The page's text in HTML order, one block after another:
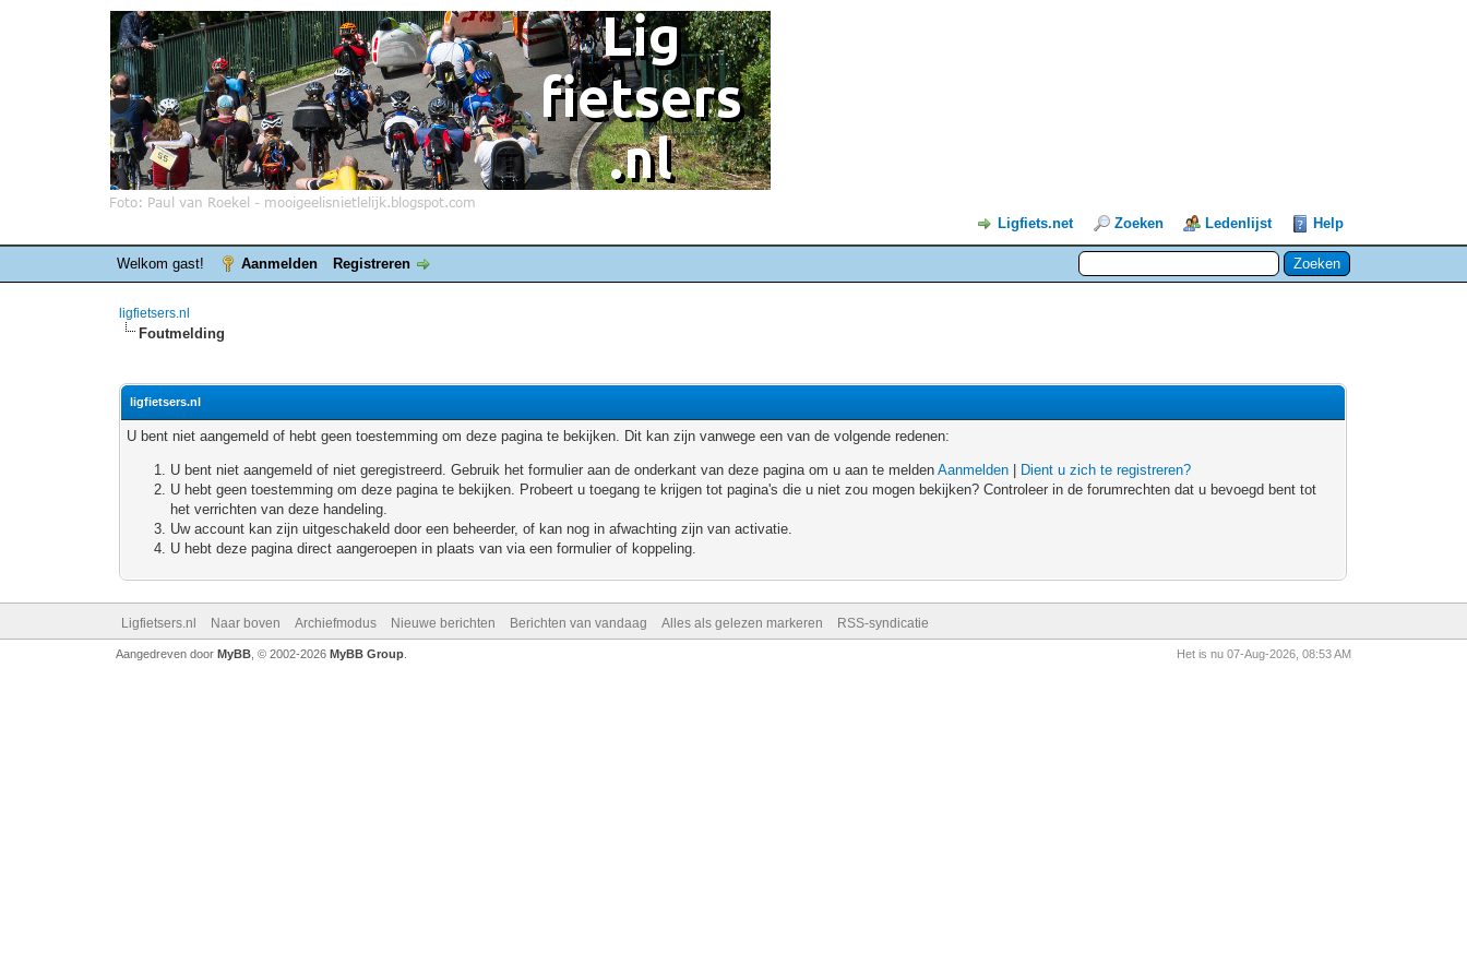
Ligfiets.net Zoeken Ledenlijst Help
Welkom gast! Aanmelden Registreren
ligfietsers.nl
Foutmelding
ligfietsers.nl
U bent niet aangemeld of hebt geen toestemming om deze pagina te bekijken. Dit kan zijn vanwege een van de volgende redenen:
U bent niet aangemeld of niet geregistreerd. Gebruik het formulier aan de onderkant van deze pagina om u aan te meldenAanmelden
Dient u zich te registreren?
U hebt geen toestemming om deze pagina te bekijken. Probeert u toegang te krijgen tot pagina's die u niet zou mogen bekijken? Controleer in de forumrechten dat u bevoegd bent tot
het verrichten van deze handeling.
Uw account kan zijn uitgeschakeld door een beheerder, of kan nog in afwachting zijn van activatie.
U hebt deze pagina direct aangeroepen in plaats van via een formulier of koppeling.
Ligfietsers.nl Naar boven Archiefmodus Nieuwe berichten Berichten van vandaag Alles als gelezen markeren RSS-syndicatie
Het is nu 07-Aug-2026, 08:53 AM
Aangedreven door MyBB, © 2002-2026 MyBB Group.